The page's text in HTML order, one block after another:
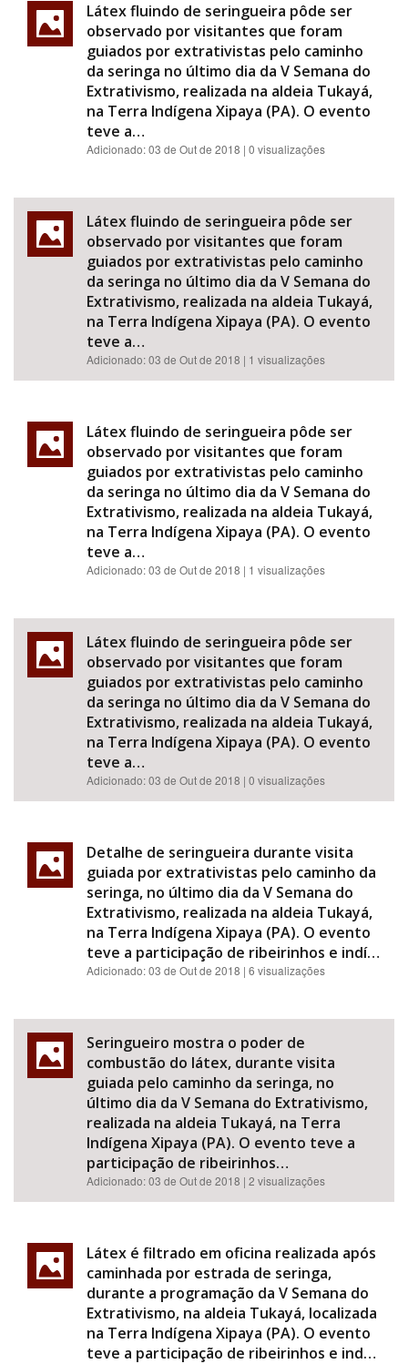
Látex fluindo de seringueira pôde ser
observado por visitantes que foram
guiados por extrativistas pelo caminho
da seringa no último dia da V Semana do
Extrativismo, realizada na aldeia Tukayá,
na Terra Indígena Xipaya (PA). O evento
teve a…
Adicionado:03 de Out de 2018 | 0 visualizações
Látex fluindo de seringueira pôde ser
observado por visitantes que foram
guiados por extrativistas pelo caminho
da seringa no último dia da V Semana do
Extrativismo, realizada na aldeia Tukayá,
na Terra Indígena Xipaya (PA). O evento
teve a…
Adicionado:03 de Out de 2018 | 1 visualizações
Látex fluindo de seringueira pôde ser
observado por visitantes que foram
guiados por extrativistas pelo caminho
da seringa no último dia da V Semana do
Extrativismo, realizada na aldeia Tukayá,
na Terra Indígena Xipaya (PA). O evento
teve a…
Adicionado:03 de Out de 2018 | 1 visualizações
Látex fluindo de seringueira pôde ser
observado por visitantes que foram
guiados por extrativistas pelo caminho
da seringa no último dia da V Semana do
Extrativismo, realizada na aldeia Tukayá,
na Terra Indígena Xipaya (PA). O evento
teve a…
Adicionado:03 de Out de 2018 | 0 visualizações
Detalhe de seringueira durante visita
guiada por extrativistas pelo caminho da
seringa, no último dia da V Semana do
Extrativismo, realizada na aldeia Tukayá,
na Terra Indígena Xipaya (PA). O evento
teve a participação de ribeirinhos e indí…
Adicionado:03 de Out de 2018 | 6 visualizações
Seringueiro mostra o poder de
combustão do látex, durante visita
guiada pelo caminho da seringa, no
último dia da V Semana do Extrativismo,
realizada na aldeia Tukayá, na Terra
Indígena Xipaya (PA). O evento teve a
participação de ribeirinhos…
Adicionado:03 de Out de 2018 | 2 visualizações
Látex é filtrado em oficina realizada após
caminhada por estrada de seringa,
durante a programação da V Semana do
Extrativismo, na aldeia Tukayá, localizada
na Terra Indígena Xipaya (PA). O evento
teve a participação de ribeirinhos e ind…